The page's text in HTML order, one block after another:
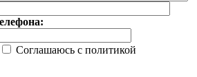
Соглашаюсь с политикой